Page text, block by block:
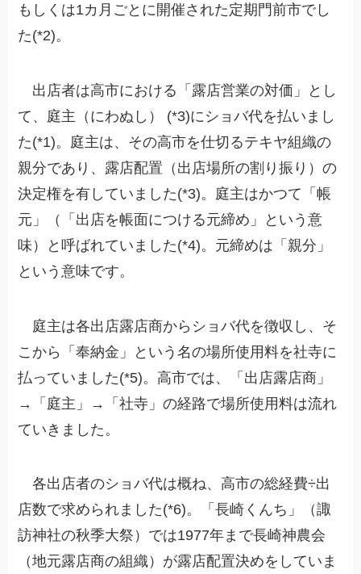
もしくは1カ月ごとに開催された定期門前市でし
た(*2)。
出店者は高市における「露店営業の対価」とし
て、庭主（にわぬし） (*3)にショバ代を払いまし
た(*1)。庭主は、その高市を仕切るテキヤ組織の
親分であり、露店配置（出店場所の割り振り）の
決定権を有していました(*3)。庭主はかつて「帳
元」（「出店を帳面につける元締め」という意
味）と呼ばれていました(*4)。元締めは「親分」
という意味です。
庭主は各出店露店商からショバ代を徴収し、そ
こから「奉納金」という名の場所使用料を社寺に
払っていました(*5)。高市では、「出店露店商」
→「庭主」→「社寺」の経路で場所使用料は流れ
ていきました。
各出店者のショバ代は概ね、高市の総経費÷出
店数で求められました(*6)。「長崎くんち」（諏
訪神社の秋季大祭）では1977年まで長崎神農会
（地元露店商の組織）が露店配置決めをしていま